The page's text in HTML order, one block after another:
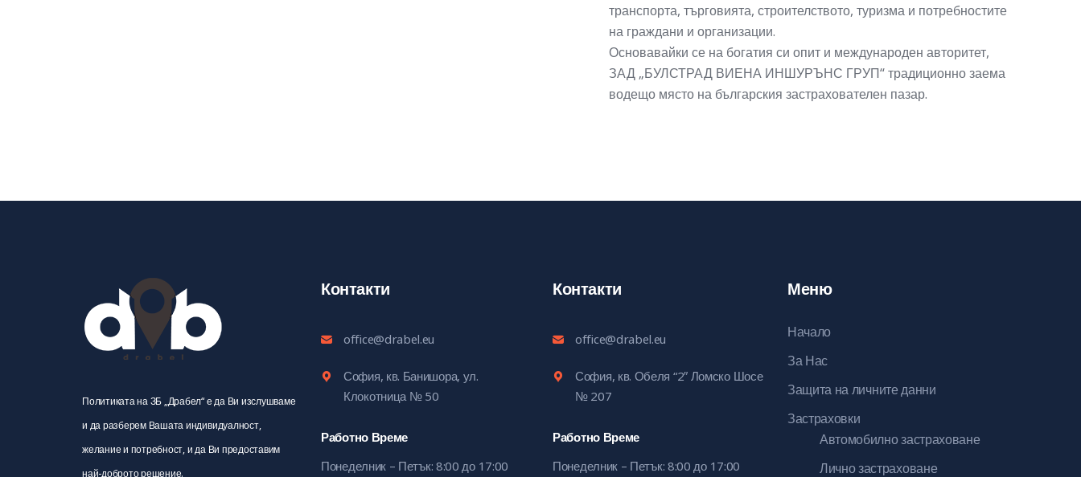
транспорта, търговията, строителството, туризма и потребностите
на граждани и организации.
Основавайки се на богатия си опит и международен авторитет,
ЗАД „БУЛСТРАД ВИЕНА ИНШУРЪНС ГРУП“ традиционно заема
водещо място на българския застрахователен пазар.
Политиката на ЗБ „Драбел“ е да Ви изслушваме
и да разберем Вашата индивидуалност,
желание и потребност, и да Ви предоставим
най-доброто решение.
Контакти
office@drabel.eu
София, кв. Банишора, ул.
Клокотница № 50
Работно Време
Понеделник – Петък: 8:00 до 17:00
Контакти
office@drabel.eu
София, кв. Обеля “2″ Ломско Шосе
№ 207
Работно Време
Понеделник – Петък: 8:00 до 17:00
Меню
Начало
За Нас
Защита на личните данни
Застраховки
Автомобилно застраховане
Лично застраховане